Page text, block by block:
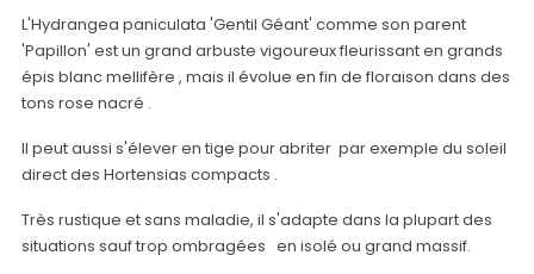
L'Hydrangea paniculata 'Gentil Géant' comme son parent
'Papillon' est un grand arbuste vigoureux fleurissant en grands
épis blanc mellifère , mais il évolue en fin de floraison dans des
tons rose nacré .
Il peut aussi s'élever en tige pour abriter par exemple du soleil
direct des Hortensias compacts .
Très rustique et sans maladie, il s'adapte dans la plupart des
situations sauf trop ombragées en isolé ou grand massif.